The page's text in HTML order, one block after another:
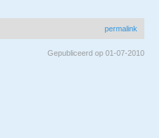
permalink
Gepubliceerd op 01-07-2010